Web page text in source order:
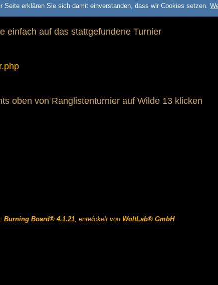
Seite erklären Sie sich damit einverstanden, dass wir Cookies setzen.
einfach auf das stattgefundene Turnier
oben von Ranglistenturnier auf Wilde 13 klicken
Burning Board® 4.1.21, entwickelt von WoltLab® GmbH